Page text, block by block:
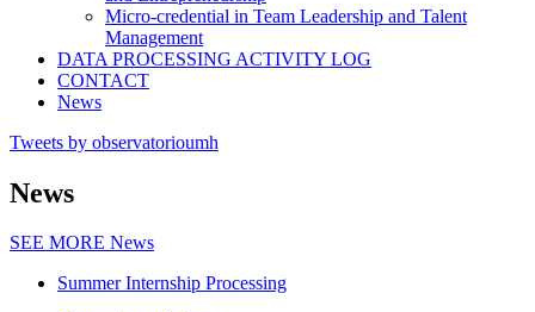
Micro-credential in Team Leadership and Talent
Management
DATA PROCESSING ACTIVITY LOG
CONTACT
News
Tweets by observatorioumh
News
SEE MORE News
Summer Internship Processing